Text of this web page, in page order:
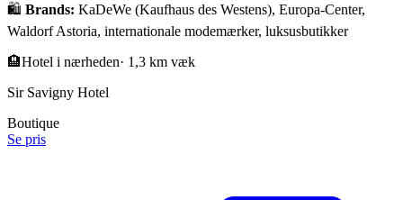
🛍️ Brands: KaDeWe (Kaufhaus des Westens), Europa-Center,
Waldorf Astoria, internationale modemærker, luksusbutikker
🏨Hotel i nærheden· 1,3 km væk
Sir Savigny Hotel
Boutique
Se pris